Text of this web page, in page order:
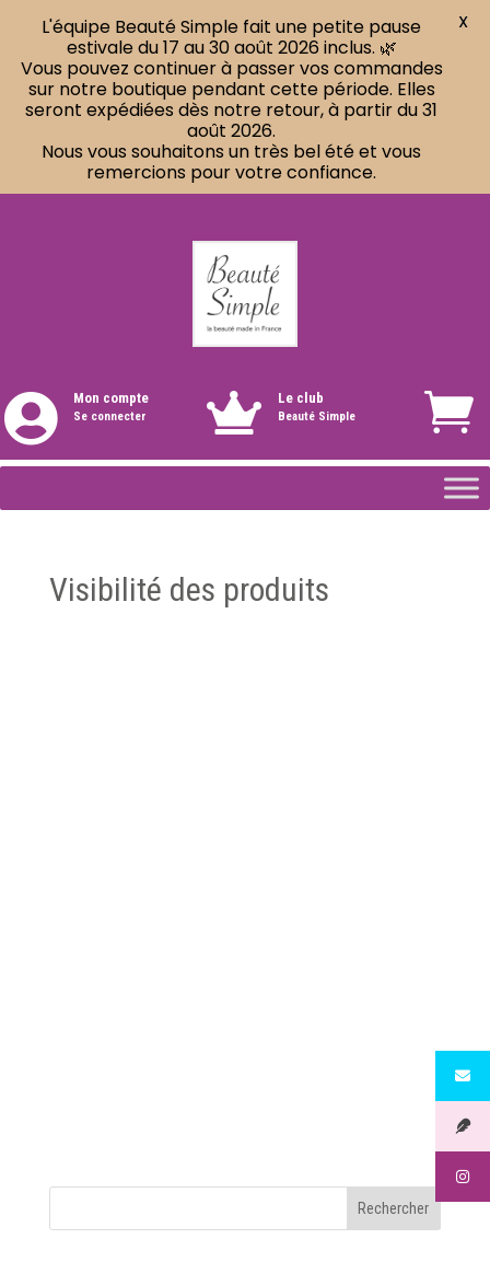
 Mon compte
Se connecter  Le club
Beauté Simple
Visibilité des produits
L'équipe Beauté Simple fait une petite pause
estivale du 17 au 30 août 2026 inclus. 🌿
Vous pouvez continuer à passer vos commandes
sur notre boutique pendant cette période. Elles
seront expédiées dès notre retour, à partir du 31
août 2026.
Nous vous souhaitons un très bel été et vous
remercions pour votre confiance.
X